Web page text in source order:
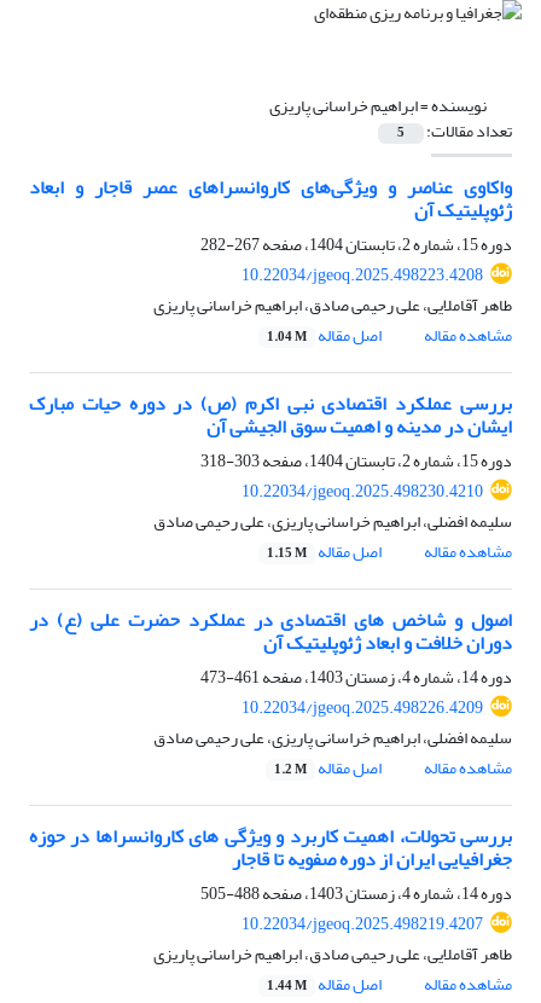
نویسنده =ابراهیم خراسانی پاریزی
تعداد مقالات: 5
واکاوی عناصر و ویژگی‌های کاروانسراهای عصر قاجار و ابعاد
ژئوپلیتیک آن
دوره 15، شماره 2، تابستان 1404، صفحه
267-282
10.22034/jgeoq.2025.498223.4208
طاهر آقاملایی، علی رحیمی صادق، ابراهیم خراسانی پاریزی
مشاهده مقاله
اصل مقاله 1.04 M
بررسی عملکرد اقتصادی نبی اکرم (ص) در دوره حیات مبارک
ایشان در مدینه و اهمیت سوق الجیشی آن
دوره 15، شماره 2، تابستان 1404، صفحه
303-318
10.22034/jgeoq.2025.498230.4210
سلیمه افضلی، ابراهیم خراسانی پاریزی، علی رحیمی صادق
مشاهده مقاله
اصل مقاله 1.15 M
اصول و شاخص های اقتصادی در عملکرد حضرت علی (ع) در
دوران خلافت و ابعاد ژئوپلیتیک آن
دوره 14، شماره 4، زمستان 1403، صفحه
461-473
10.22034/jgeoq.2025.498226.4209
سلیمه افضلی، ابراهیم خراسانی پاریزی، علی رحیمی صادق
مشاهده مقاله
اصل مقاله 1.2 M
بررسی تحولات، اهمیت کاربرد و ویژگی های کاروانسراها در حوزه
جغرافیایی ایران از دوره صفویه تا قاجار
دوره 14، شماره 4، زمستان 1403، صفحه
488-505
10.22034/jgeoq.2025.498219.4207
طاهر آقاملایی، علی رحیمی صادق، ابراهیم خراسانی پاریزی
مشاهده مقاله
اصل مقاله 1.44 M